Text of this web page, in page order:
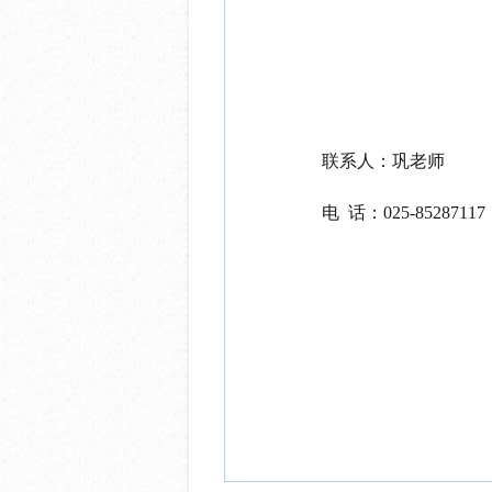
联系人： 巩老师
电 话： 025-85287117